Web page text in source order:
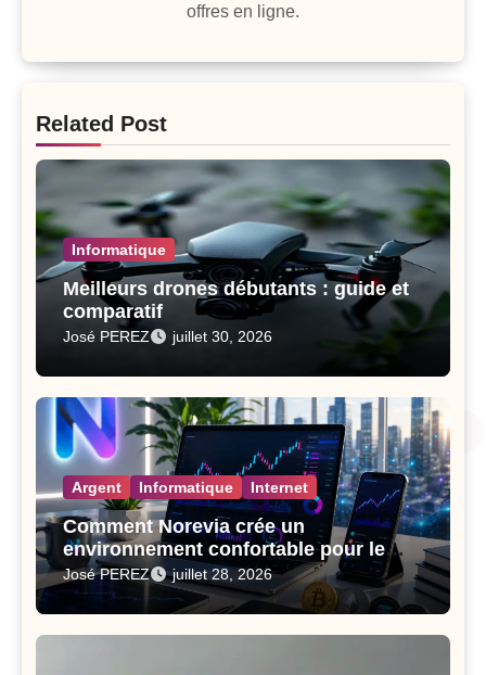
offres en ligne.
Related Post
Informatique
Meilleurs drones débutants : guide et
comparatif
José PEREZ juillet 30, 2026
Argent Informatique Internet
Comment Norevia crée un
environnement confortable pour le
trading des actifs numériques
José PEREZ juillet 28, 2026